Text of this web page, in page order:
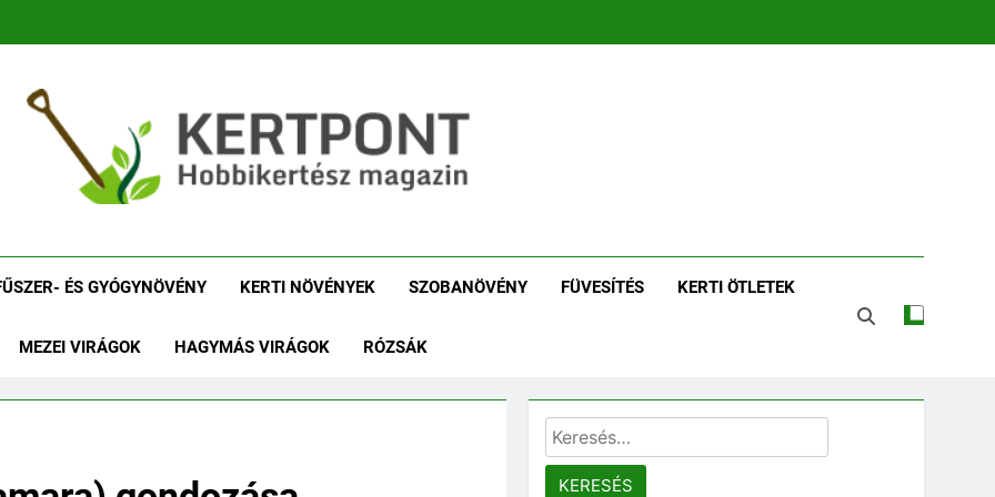
Növényhatározó
ÉS GYÓGYNÖVÉNY KERTI NÖVÉNYEK SZOBANÖVÉNY FÜVESÍTÉS KERTI ÖTLETEK
MEZEI VIRÁGOK HAGYMÁS VIRÁGOK RÓZSÁK
Keresés: